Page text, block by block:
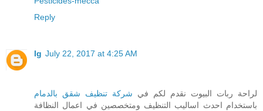
Reply
lg July 22, 2017 at 4:25 AM
لراحة ربات البيوت نقدم لكم في شركة تنظيف شقق بالدمام
باستخدام احدث اساليب التنظيف ومتخصصين في اعمال النظافة